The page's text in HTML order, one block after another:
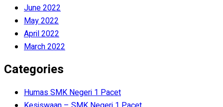
June 2022
May 2022
April 2022
March 2022
Categories
Humas SMK Negeri 1 Pacet